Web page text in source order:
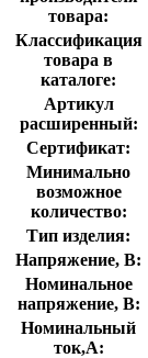
товара:
Классификация
товара в
каталоге:
Артикул
расширенный:
Сертификат:
Минимально
возможное
количество:
Тип изделия:
Напряжение, В:
Номинальное
напряжение, В:
Номинальный
ток,А: